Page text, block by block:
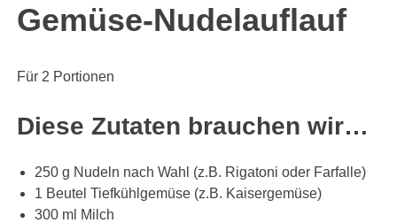
Gemüse-Nudelauflauf
Für 2 Portionen
Diese Zutaten brauchen wir…
250 g Nudeln nach Wahl (z.B. Rigatoni oder Farfalle)
1 Beutel Tiefkühlgemüse (z.B. Kaisergemüse)
300 ml Milch